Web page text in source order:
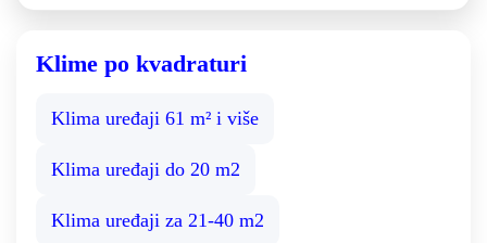
Klime po kvadraturi
Klima uređaji 61 m² i više
Klima uređaji do 20 m2
Klima uređaji za 21-40 m2